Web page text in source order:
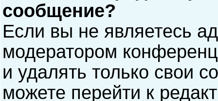
сообщение?
Если вы не являетесь
модератором
и удалять только свои
можете перейти к